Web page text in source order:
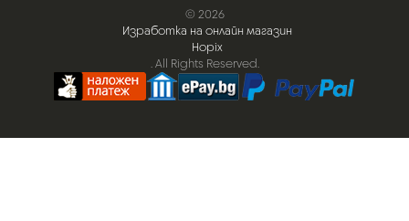
© 2026
Изработка на онлайн магазин
Hopix
. All Rights Reserved.